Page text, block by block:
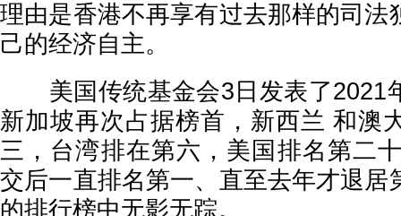
理由是香港不再享有过去那样的司法
己的经济自主。
美国传统基金会3日发表了2021
新加坡再次占据榜首，新西兰 和澳
三，台湾排在第六，美国排名第二
交后一直排名第一、直至去年才退居
的排行榜中无影无踪。